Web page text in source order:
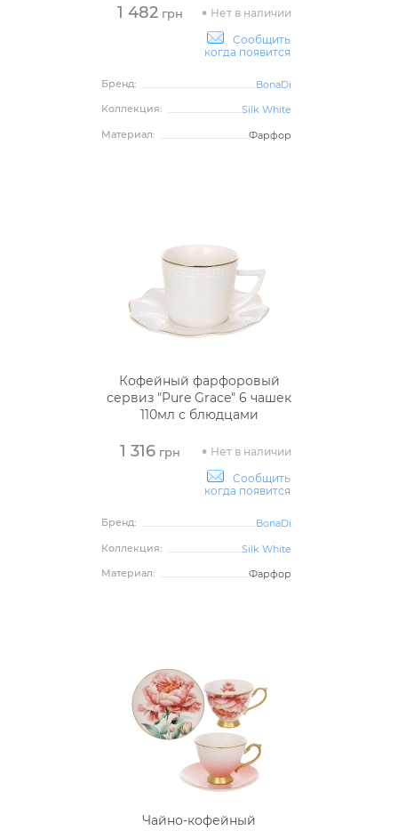
1 482 грн
Нет в наличии
Сообщить
когда появится
Бренд:
BonaDi
Коллекция:
Silk White
Материал:
Фарфор
Кофейный фарфоровый
сервиз "Pure Grace" 6 чашек
110мл с блюдцами
1 316 грн
Нет в наличии
Сообщить
когда появится
Бренд:
BonaDi
Коллекция:
Silk White
Материал:
Фарфор
Чайно-кофейный